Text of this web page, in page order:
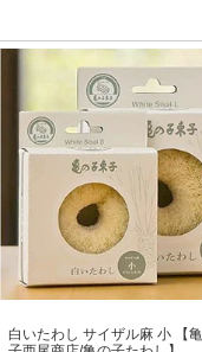
白いたわし サイザル麻 小 【